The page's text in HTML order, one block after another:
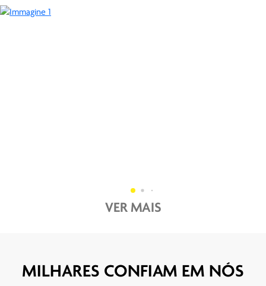
VER MAIS
MILHARES CONFIAM EM NÓS